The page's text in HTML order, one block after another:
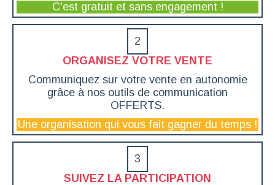
C'est gratuit et sans engagement !
2
ORGANISEZ VOTRE VENTE
Communiquez sur votre vente en autonomie
grâce à nos outils de communication
OFFERTS.
Une organisation qui vous fait gagner du temps !
3
SUIVEZ LA PARTICIPATION